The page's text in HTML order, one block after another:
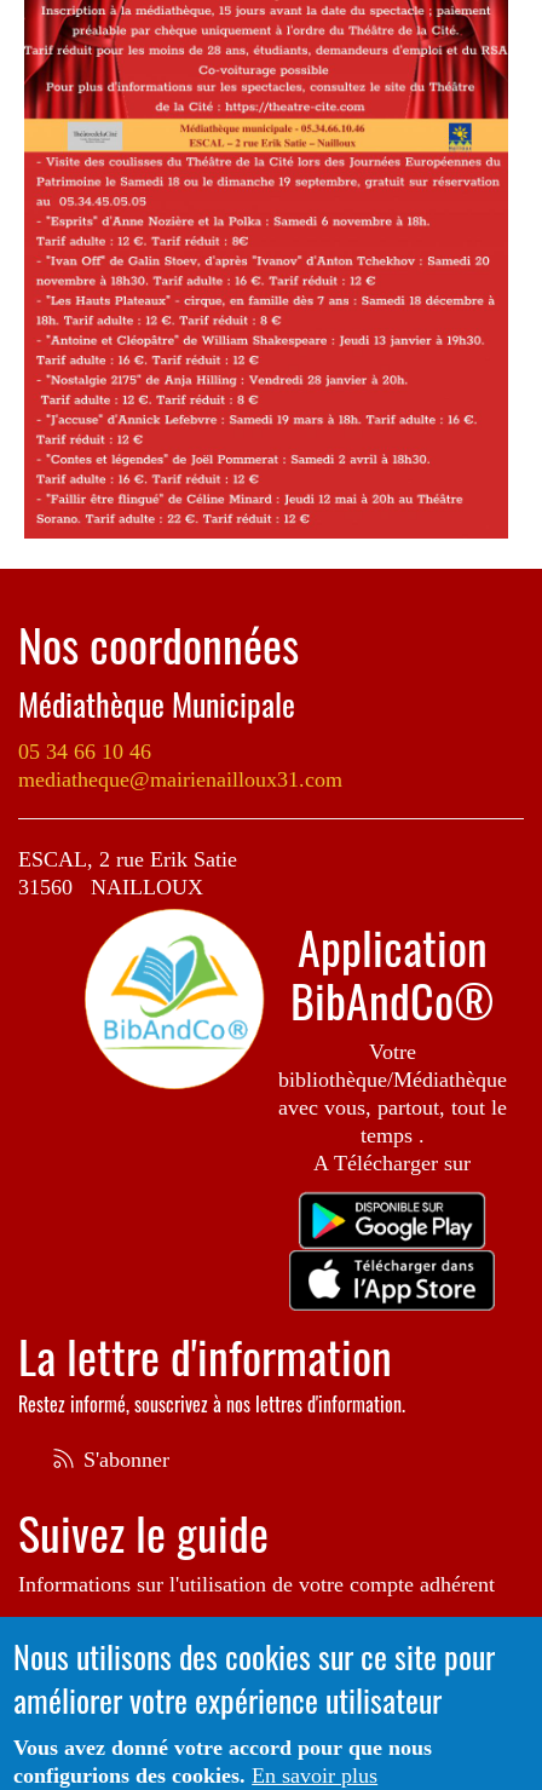
Nos coordonnées
Médiathèque Municipale
05 34 66 10 46
mediatheque@mairienailloux31.com
ESCAL, 2 rue Erik Satie
31560 NAILLOUX
Application
BibAndCo®
Votre
bibliothèque/Médiathèque
avec vous, partout, tout le
temps .
A Télécharger sur
La lettre d'information
Restez informé, souscrivez à nos lettres d'information.
S'abonner
Suivez le guide
Informations sur l'utilisation de votre compte adhérent
Voir le guide
Autrice de l'illustration en bannière:Raphaëlle Michaud
Portail CoLibris® - Copyright© 2026 - LOGIQ Systèmes. Tous
Nous utilisons des cookies sur ce site pour
améliorer votre expérience utilisateur
Vous avez donné votre accord pour que nous
configurions des cookies. En savoir plus